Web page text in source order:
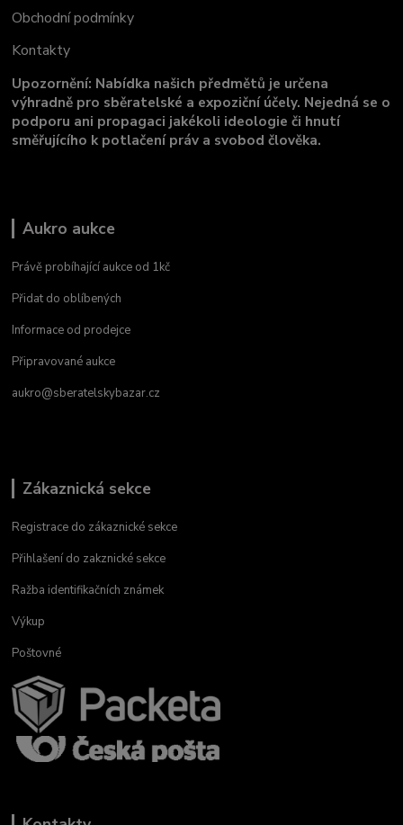
Obchodní podmínky
Kontakty
Upozornění: Nabídka našich předmětů je určena
výhradně pro sběratelské a expoziční účely. Nejedná se o
podporu ani propagaci jakékoli ideologie či hnutí
směřujícího k potlačení práv a svobod člověka.
Aukro aukce
Právě probíhající aukce od 1kč
Přidat do oblíbených
Informace od prodejce
Připravované aukce
aukro@sberatelskybazar.cz
Zákaznická sekce
Registrace do zákaznické sekce
Přihlašení do zakznické sekce
Ražba identifikačních známek
Výkup
Poštovné